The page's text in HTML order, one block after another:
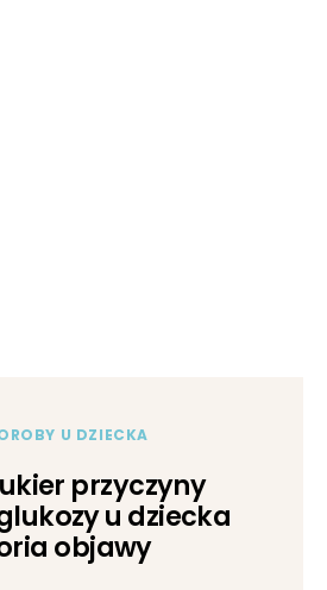
U DZIECKA
przyczyny
u dziecka
objawy